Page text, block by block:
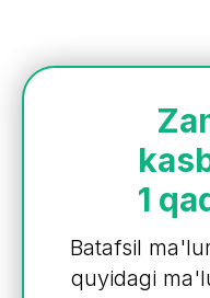
1
Batafsil
quyidagi